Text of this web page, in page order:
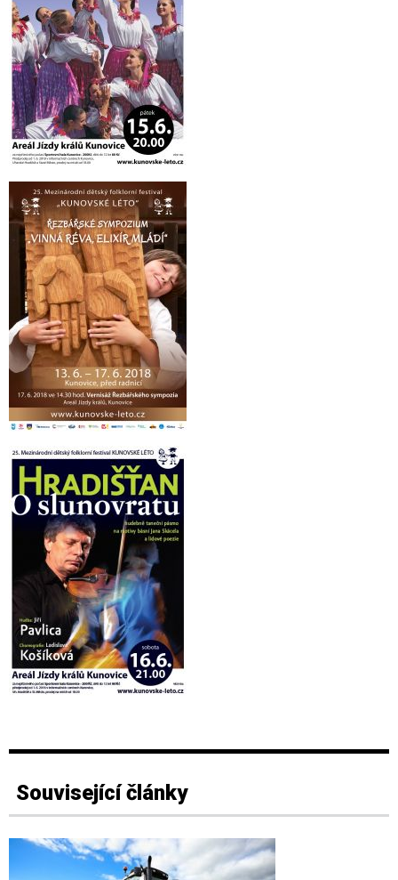
Související články